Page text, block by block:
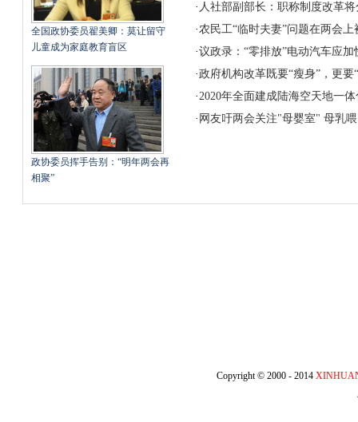
全国政协委员翟美卿：莫让留守
儿童成为家庭教育盲区
政协委员挥手告别：“明年两会再
相聚”
· 人社部副部长：职称制度改革
·农民工“临时夫妻”问题在两会上
·议政录：“零排放”电动汽车应加
·政府机构改革既要“瘦身”，更要
·2020年全面建成陆海空天地一
· 网友吁两会关注"母婴室" 母乳
Copyright © 2000 - 2014